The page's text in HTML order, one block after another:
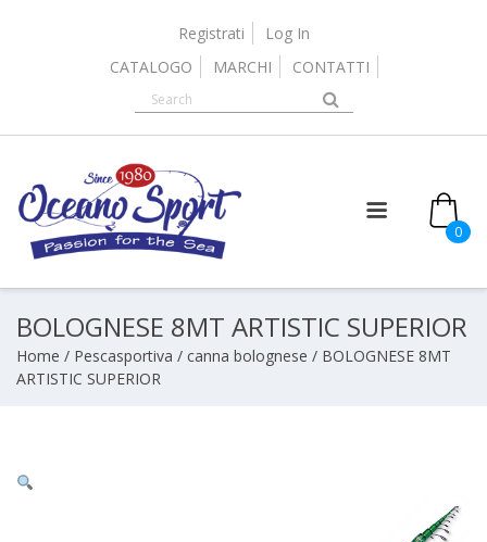
Registrati
Log In
CATALOGO
MARCHI CONTATTI
0
BOLOGNESE 8MT ARTISTIC SUPERIOR
Home / Pescasportiva / canna bolognese / BOLOGNESE 8MT
ARTISTIC SUPERIOR